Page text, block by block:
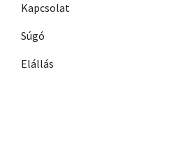
Kapcsolat
Súgó
Elállás